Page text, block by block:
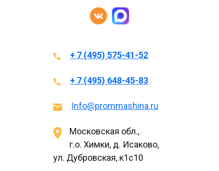
+ 7 (495) 575-41-52
+ 7 (495) 648-45-83
Info@prommashina.ru
Московская обл.,
г.о. Химки, д. Исаково,
ул. Дубровская, к1с10